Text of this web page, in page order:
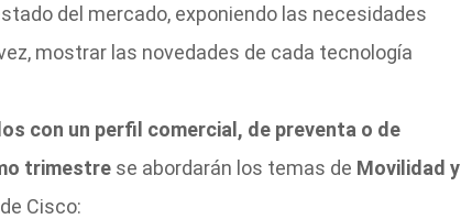
del mercado, exponiendo las necesidades
mostrar las novedades de cada tecnología
con un perfil comercial, de preventa o de
trimestrese abordarán los temas de Movilidad y
de Cisco: